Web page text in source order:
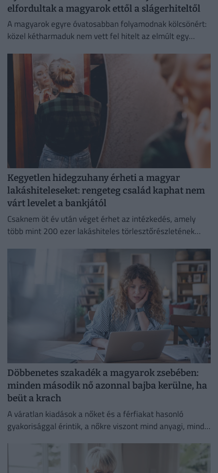
elfordultak a magyarok ettől a slágerhiteltől
A magyarok egyre óvatosabban folyamodnak kölcsönért:
közel kétharmaduk nem vett fel hitelt az elmúlt egy
Kegyetlen hidegzuhany érheti a magyar
lakáshiteleseket: rengeteg család kaphat nem
várt levelet a bankjától
Csaknem öt év után véget érhet az intézkedés, amely
több mint 200 ezer lakáshiteles törlesztőrészletének
Döbbenetes szakadék a magyarok zsebében:
minden második nő azonnal bajba kerülne, ha
beüt a krach
A váratlan kiadások a nőket és a férfiakat hasonló
gyakorisággal érintik, a nőkre viszont mind anyagi, mind